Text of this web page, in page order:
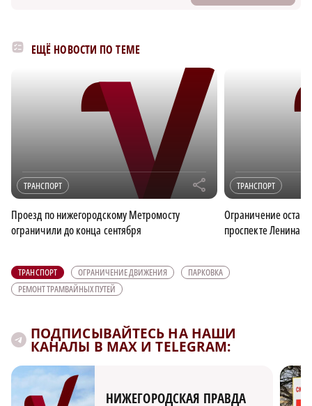
ЕЩЁ НОВОСТИ ПО ТЕМЕ
ТРАНСПОРТ r
Проезд по нижегородскому Метромосту
ограничили до конца сентября
ТРАНСПОРТ
Ограничение
проспекте Ленина
ТРАНСПОРТ ОГРАНИЧЕНИЕ ДВИЖЕНИЯ
ПАРКОВКА
РЕМОНТ ТРАМВАЙНЫХ ПУТЕЙ
ПОДПИСЫВАЙТЕСЬ НА НАШИ
КАНАЛЫ В MAX И TELEGRAM:
НИЖЕГОРОДСКАЯ ПРАВДА